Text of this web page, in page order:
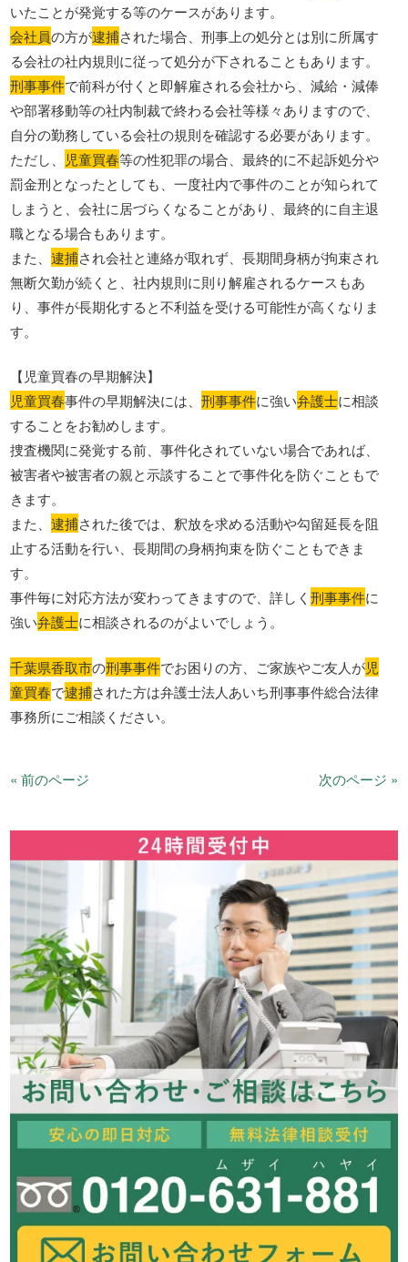
いたことが発覚する等のケースがあります。
会社員の方が逮捕された場合、刑事上の処分とは別に所属す
る会社の社内規則に従って処分が下されることもあります。
刑事事件で前科が付くと即解雇される会社から、減給・減俸
や部署移動等の社内制裁で終わる会社等様々ありますので、
自分の勤務している会社の規則を確認する必要があります。
ただし、
児童買春等の性犯罪の場合、最終的に不起訴処分や
罰金刑となったとしても、一度社内で事件のことが知られて
しまうと、会社に居づらくなることがあり、最終的に自主退
職となる場合もあります。
また、逮捕され会社と連絡が取れず、長期間身柄が拘束され
無断欠勤が続くと、社内規則に則り解雇されるケースもあ
り、事件が長期化すると不利益を受ける可能性が高くなりま
す。
【児童買春の早期解決】
児童買春事件の早期解決には、刑事事件に強い弁護士に相談
することをお勧めします。
捜査機関に発覚する前、事件化されていない場合であれば、
被害者や被害者の親と示談することで事件化を防ぐこともで
きます。
また、逮捕された後では、釈放を求める活動や勾留延長を阻
止する活動を行い、長期間の身柄拘束を防ぐこともできま
す。
事件毎に対応方法が変わってきますので、詳しく刑事事件に
強い弁護士に相談されるのがよいでしょう。
千葉県香取市の刑事事件でお困りの方、ご家族やご友人が児
童買春で逮捕された方は弁護士法人あいち刑事事件総合法律
事務所にご相談ください。
« 前のページ 次のページ »